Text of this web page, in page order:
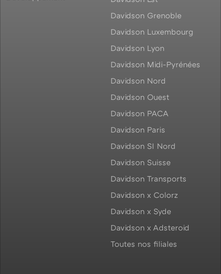
Davidson Grenoble
Davidson Luxembourg
Davidson Lyon
Davidson Midi-Pyrénées
Davidson Nord
Davidson Ouest
Davidson PACA
Davidson Paris
Davidson SI Nord
Davidson Suisse
Davidson Transports
Davidson x Colorz
Davidson x Syde
Davidson x Adsteroid
Toutes nos filiales